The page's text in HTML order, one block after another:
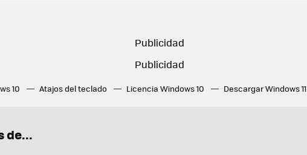
10 Atajos del teclado Licencia Windows 10 Descargar Windows 11
de...